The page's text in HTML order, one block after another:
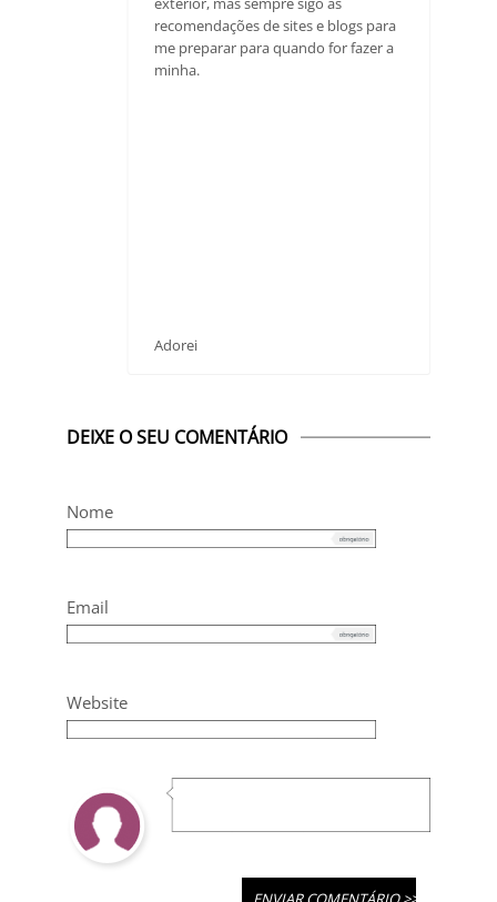
recomendações de sites e blogs para
me preparar para quando for fazer a
minha.
Adorei
DEIXE O SEU COMENTÁRIO
Nome
Email
Website